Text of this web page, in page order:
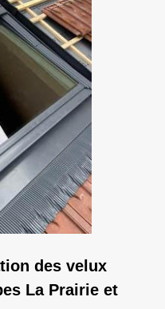
des velux
La Prairie et